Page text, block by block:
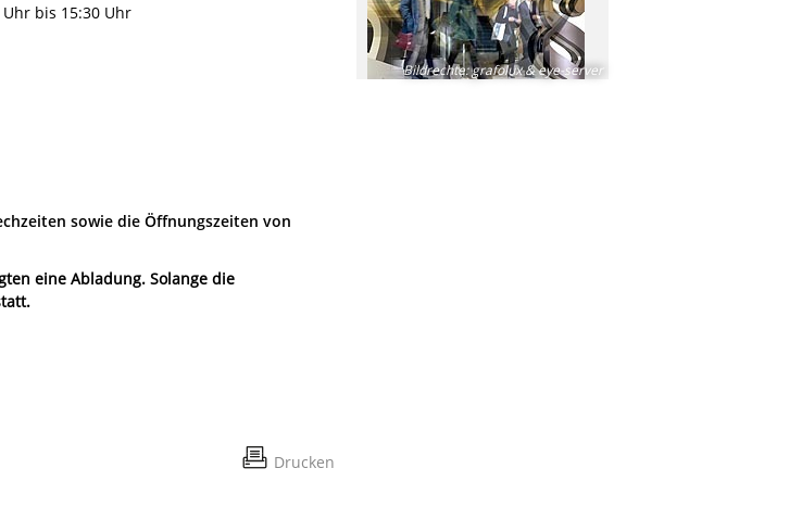
Uhr bis 15:30 Uhr
sowie die Öffnungszeiten von
eine Abladung. Solange die
Drucken
Bildrechte:grafolux & eye-server